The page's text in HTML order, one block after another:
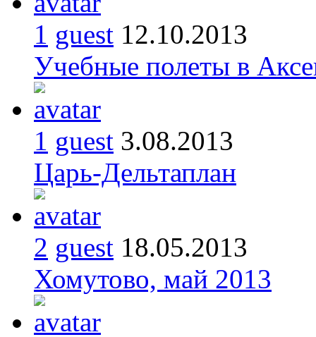
1 guest 12.10.2013
Учебные полеты в
1 guest 3.08.2013
Царь-Дельтаплан
2 guest 18.05.2013
Хомутово, май 2013